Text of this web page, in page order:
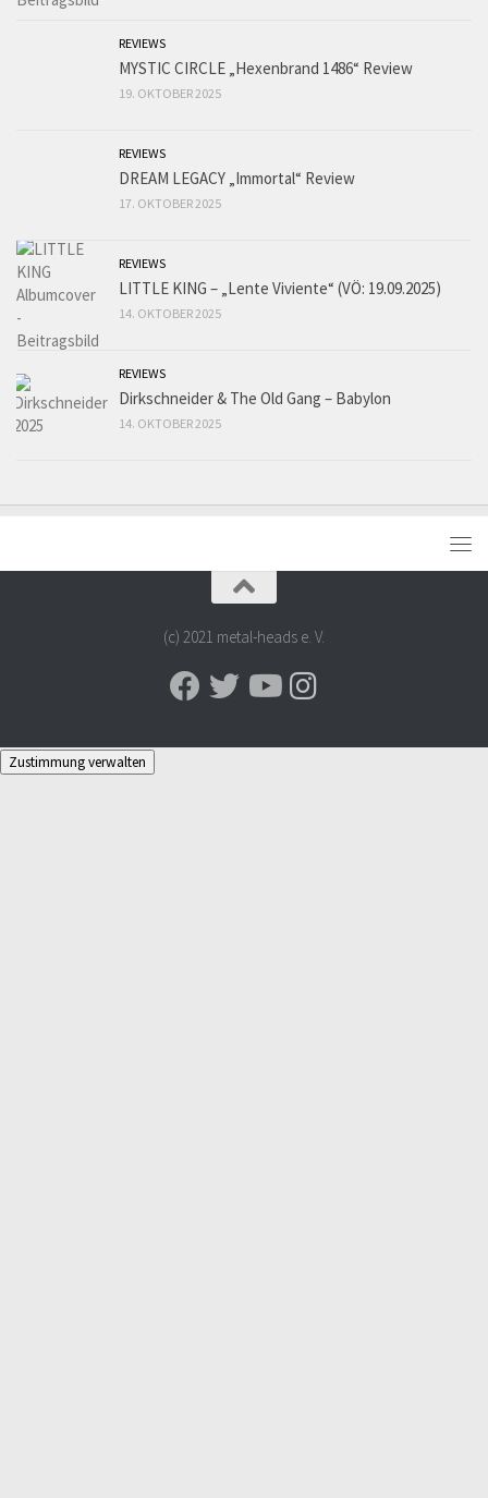
REVIEWS
MYSTIC CIRCLE „Hexenbrand 1486“ Review
19. OKTOBER 2025
REVIEWS
DREAM LEGACY „Immortal“ Review
17. OKTOBER 2025
REVIEWS
LITTLE KING – „Lente Viviente“ (VÖ: 19.09.2025)
14. OKTOBER 2025
REVIEWS
Dirkschneider & The Old Gang – Babylon
14. OKTOBER 2025
(c) 2021 metal-heads e. V.
Zustimmung verwalten